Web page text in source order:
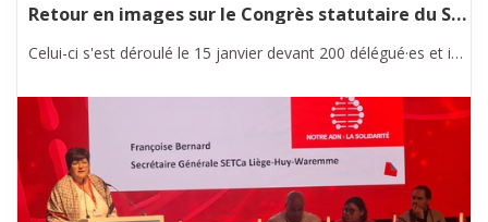
Retour en images sur le Congrès statutaire du SETCa Liège-Huy-Waremme
Celui-ci s'est déroulé le 15 janvier devant 200 délégué·es et invité·es.